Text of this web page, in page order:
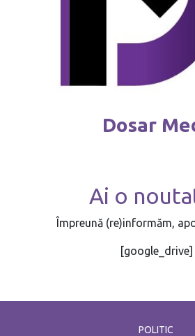
Dosar
Ai o
Împreună (re)informăm,
[google_drive]
POLITIC